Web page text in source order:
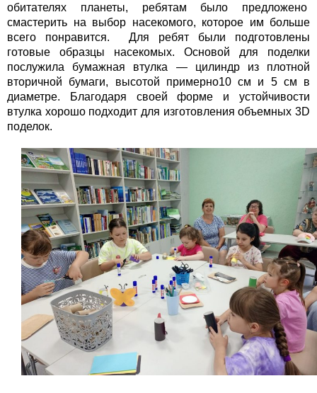
обитателях планеты, ребятам было предложено
смастерить на выбор насекомого, которое им больше
всего понравится. Для ребят были подготовлены
готовые образцы насекомых. Основой для поделки
послужила бумажная втулка — цилиндр из плотной
вторичной бумаги, высотой примерно10 см и 5 см в
диаметре. Благодаря своей форме и устойчивости
втулка хорошо подходит для изготовления объемных 3D
поделок.